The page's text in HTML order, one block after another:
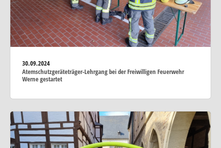
30.09.2024
Atemschutzgeräteträger-Lehrgang bei der Freiwilligen Feuerwehr
Werne gestartet